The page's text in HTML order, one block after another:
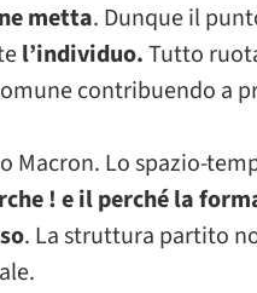
metta. Dunque il
l’individuo.Tutto
contribuendo a
Macron. Lo spazio-
! e il perché la
. La struttura partito